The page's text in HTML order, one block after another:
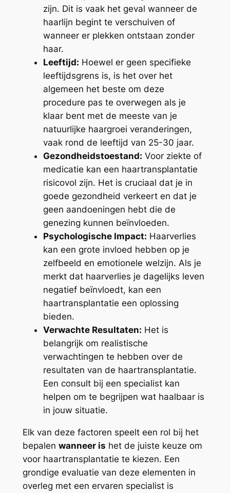
zijn. Dit is vaak het geval wanneer de
haarlijn begint te verschuiven of
wanneer er plekken ontstaan zonder
haar.
Leeftijd: Hoewel er geen specifieke
leeftijdsgrens is, is het over het
algemeen het beste om deze
procedure pas te overwegen als je
klaar bent met de meeste van je
natuurlijke haargroei veranderingen,
vaak rond de leeftijd van 25-30 jaar.
Gezondheidstoestand: Voor ziekte of
medicatie kan een haartransplantatie
risicovol zijn. Het is cruciaal dat je in
goede gezondheid verkeert en dat je
geen aandoeningen hebt die de
genezing kunnen beïnvloeden.
Psychologische Impact: Haarverlies
kan een grote invloed hebben op je
zelfbeeld en emotionele welzijn. Als je
merkt dat haarverlies je dagelijks leven
negatief beïnvloedt, kan een
haartransplantatie een oplossing
bieden.
Verwachte Resultaten: Het is
belangrijk om realistische
verwachtingen te hebben over de
resultaten van de haartransplantatie.
Een consult bij een specialist kan
helpen om te begrijpen wat haalbaar is
in jouw situatie.
Elk van deze factoren speelt een rol bij het
bepalen wanneer is het de juiste keuze om
voor haartransplantatie te kiezen. Een
grondige evaluatie van deze elementen in
overleg met een ervaren specialist is